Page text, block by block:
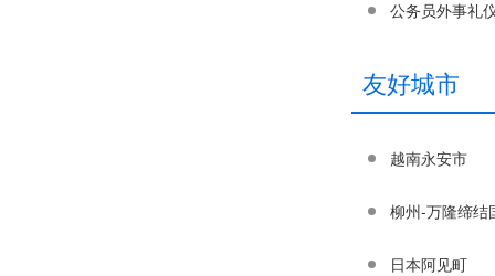
公务员外事礼
友好城市
越南永安市
柳州-万隆缔结
日本阿见町